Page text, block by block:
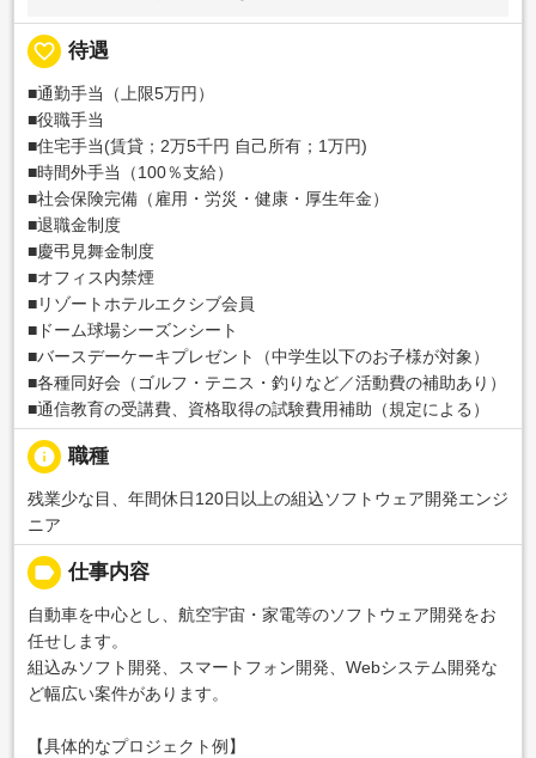
favorite_border 待遇
■通勤手当（上限5万円）
■役職手当
■住宅手当(賃貸；2万5千円 自己所有；1万円)
■時間外手当（100％支給）
■社会保険完備（雇用・労災・健康・厚生年金）
■退職金制度
■慶弔見舞金制度
■オフィス内禁煙
■リゾートホテルエクシブ会員
■ドーム球場シーズンシート
■バースデーケーキプレゼント（中学生以下のお子様が対象）
■各種同好会（ゴルフ・テニス・釣りなど／活動費の補助あり）
■通信教育の受講費、資格取得の試験費用補助（規定による）
info 職種
残業少な目、年間休日120日以上の組込ソフトウェア開発エンジ
ニア
label 仕事内容
自動車を中心とし、航空宇宙・家電等のソフトウェア開発をお
任せします。
組込みソフト開発、スマートフォン開発、Webシステム開発な
ど幅広い案件があります。
【具体的なプロジェクト例】